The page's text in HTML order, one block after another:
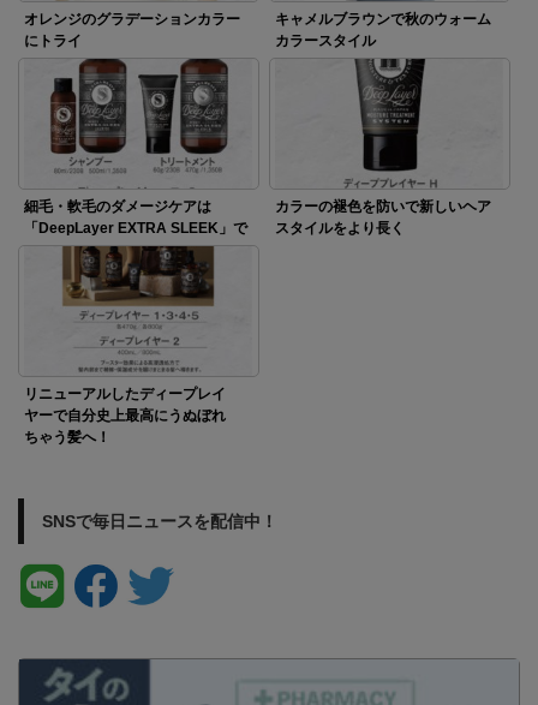
オレンジのグラデーションカラー
にトライ
キャメルブラウンで秋のウォーム
カラースタイル
細毛・軟毛のダメージケアは
「DeepLayer EXTRA SLEEK」で
カラーの褪色を防いで新しいヘア
スタイルをより長く
リニューアルしたディープレイ
ヤーで自分史上最高にうぬぼれ
ちゃう髪へ！
SNSで毎日ニュースを配信中！